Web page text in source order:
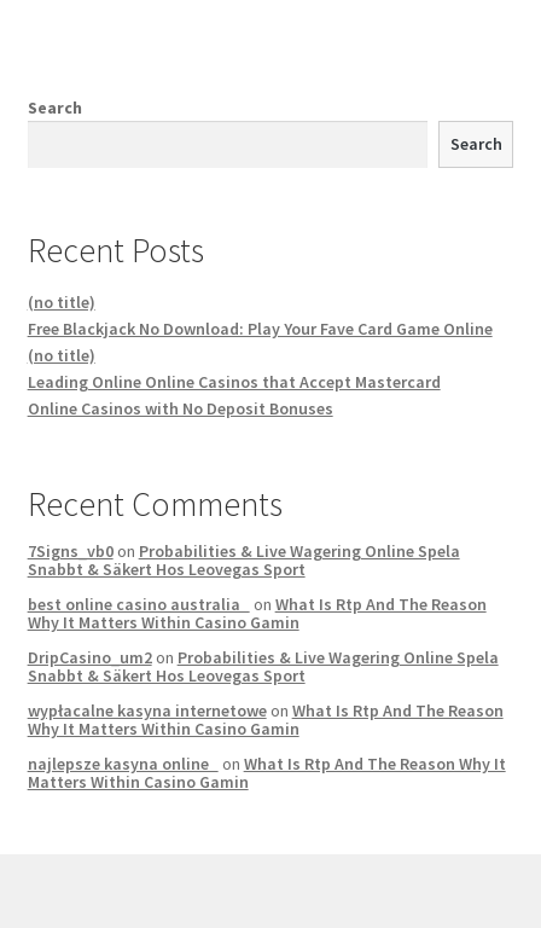
Search
Search
Recent Posts
(no title)
Free Blackjack No Download: Play Your Fave Card Game Online
(no title)
Leading Online Online Casinos that Accept Mastercard
Online Casinos with No Deposit Bonuses
Recent Comments
7Signs_vb0on Probabilities & Live Wagering Online Spela
Snabbt & Säkert Hos Leovegas Sport
best online casino australia
on What Is Rtp And The Reason
Why It Matters Within Casino Gamin
DripCasino_um2on Probabilities & Live Wagering Online Spela
Snabbt & Säkert Hos Leovegas Sport
wypłacalne kasyna internetoweon What Is Rtp And The Reason
Why It Matters Within Casino Gamin
najlepsze kasyna online
on What Is Rtp And The Reason Why It
Matters Within Casino Gamin